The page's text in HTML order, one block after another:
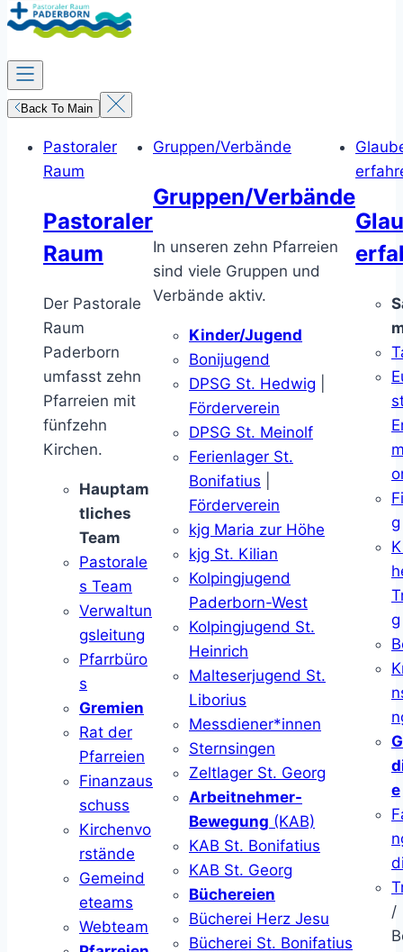
Back To Main
Pastoraler
Raum
Pastoraler
Raum
Der Pastorale
Raum
Paderborn
umfasst zehn
Pfarreien mit
fünfzehn
Kirchen.
Hauptam
tliches
Team
Pastorale
s Team
Verwaltun
gsleitung
Pfarrbüro
s
Gremien
Rat der
Pfarreien
Finanzaus
schuss
Kirchenvo
rstände
Gemeind
eteams
Webteam
Gruppen/Verbände
Gruppen/Verbände
In unseren zehn Pfarreien
sind viele Gruppen und
Verbände aktiv.
Kinder/Jugend
Bonijugend
DPSG St. Hedwig
Förderverein
DPSG St. Meinolf
Ferienlager St.
Bonifatius
Förderverein
kjg Maria zur Höhe
kjg St. Kilian
Kolpingjugend
Paderborn-West
Kolpingjugend St.
Heinrich
Malteserjugend St.
Liborius
Messdiener*innen
Sternsingen
Zeltlager St. Georg
Arbeitnehmer-
Bewegung (KAB)
KAB St. Bonifatius
KAB St. Georg
Büchereien
Bücherei Herz Jesu
Bücherei St. Bonifatius
g
g
e
/